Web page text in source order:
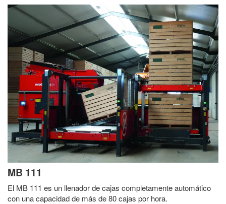
MB 111
El MB 111 es un llenador de cajas completamente automático
con una capacidad de más de 80 cajas por hora.